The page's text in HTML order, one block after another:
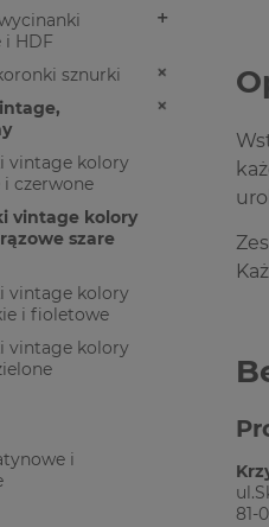
HDF
sznurki
vintage kolory
i czerwone
vintage kolory
szare
vintage kolory
i fioletowe
vintage kolory
i
81-